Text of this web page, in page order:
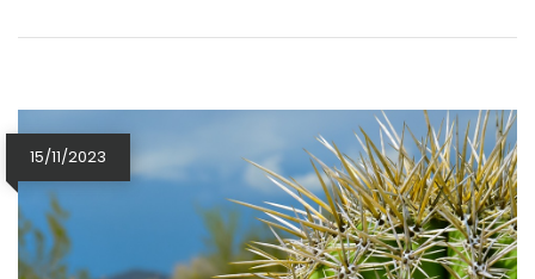
15/11/2023